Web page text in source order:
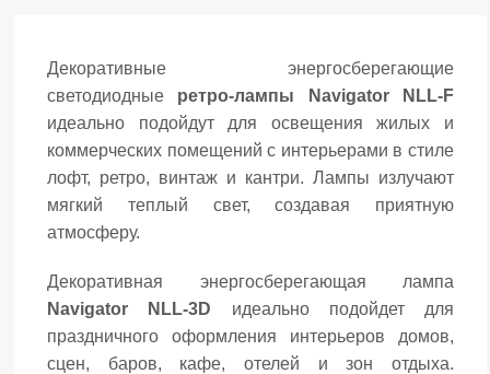
Декоративные энергосберегающие
светодиодные ретро-лампы Navigator NLL-F
идеально подойдут для освещения жилых и
коммерческих помещений с интерьерами в стиле
лофт, ретро, винтаж и кантри. Лампы излучают
мягкий теплый свет, создавая приятную
атмосферу.
Декоративная энергосберегающая лампа
Navigator NLL-3D идеально подойдет для
праздничного оформления интерьеров домов,
сцен, баров, кафе, отелей и зон отдыха.